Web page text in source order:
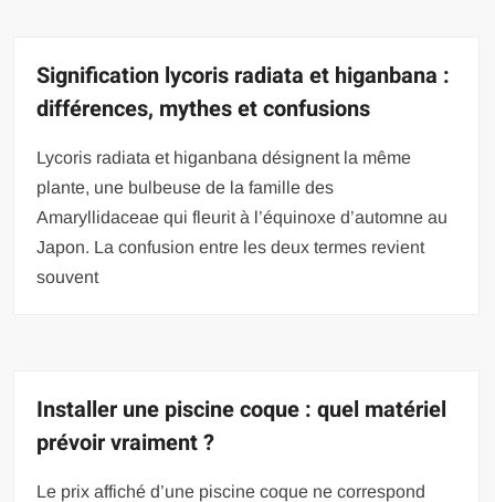
Signification lycoris radiata et higanbana :
différences, mythes et confusions
Lycoris radiata et higanbana désignent la même
plante, une bulbeuse de la famille des
Amaryllidaceae qui fleurit à l’équinoxe d’automne au
Japon. La confusion entre les deux termes revient
souvent
Installer une piscine coque : quel matériel
prévoir vraiment ?
Le prix affiché d’une piscine coque ne correspond